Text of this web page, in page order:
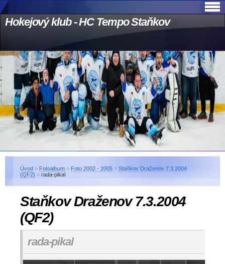
Hokejový klub - HC Tempo Staňkov
Úvod » Fotoalbum » Foto 2002 - 2005 » Staňkov Draženov 7.3.2004
(QF2) » rada-pikal
Staňkov Draženov 7.3.2004
(QF2)
rada-pikal